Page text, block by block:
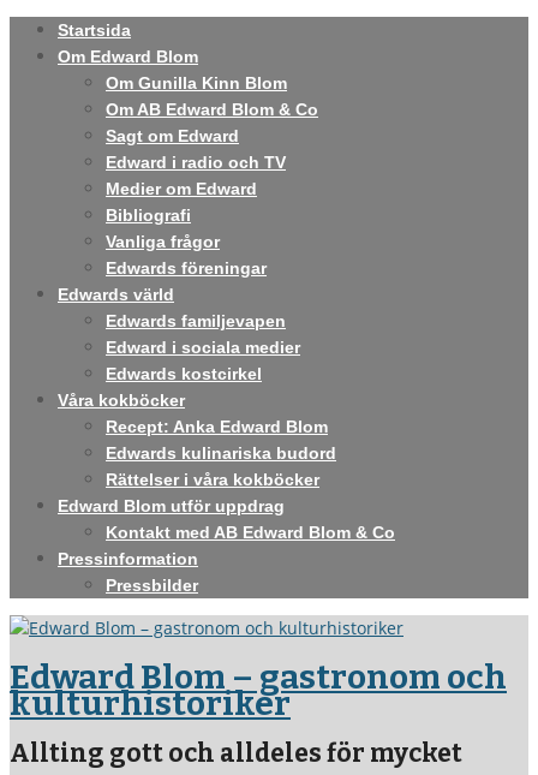
Startsida
Om Edward Blom
Om Gunilla Kinn Blom
Om AB Edward Blom & Co
Sagt om Edward
Edward i radio och TV
Medier om Edward
Bibliografi
Vanliga frågor
Edwards föreningar
Edwards värld
Edwards familjevapen
Edward i sociala medier
Edwards kostcirkel
Våra kokböcker
Recept: Anka Edward Blom
Edwards kulinariska budord
Rättelser i våra kokböcker
Edward Blom utför uppdrag
Kontakt med AB Edward Blom & Co
Pressinformation
Pressbilder
Edward Blom – gastronom och
kulturhistoriker
Allting gott och alldeles för mycket